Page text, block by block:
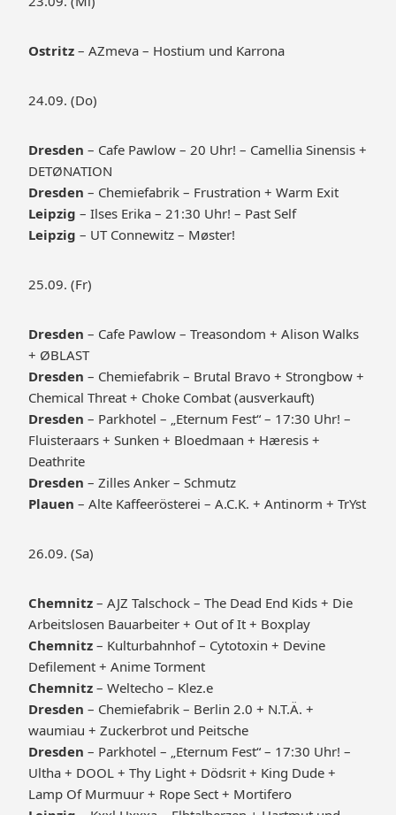
Ostritz – AZmeva – Hostium und Karrona
24.09. (Do)
Dresden – Cafe Pawlow – 20 Uhr! – Camellia Sinensis +
DETØNATION
Dresden – Chemiefabrik – Frustration + Warm Exit
Leipzig – Ilses Erika – 21:30 Uhr! – Past Self
Leipzig – UT Connewitz – Møster!
25.09. (Fr)
Dresden – Cafe Pawlow – Treasondom + Alison Walks
+ ØBLAST
Dresden – Chemiefabrik – Brutal Bravo + Strongbow +
Chemical Threat + Choke Combat (ausverkauft)
Dresden – Parkhotel – „Eternum Fest“ – 17:30 Uhr! –
Fluisteraars + Sunken + Bloedmaan + Hæresis +
Deathrite
Dresden – Zilles Anker – Schmutz
Plauen – Alte Kaffeerösterei – A.C.K. + Antinorm + TrYst
26.09. (Sa)
Chemnitz – AJZ Talschock – The Dead End Kids + Die
Arbeitslosen Bauarbeiter + Out of It + Boxplay
Chemnitz – Kulturbahnhof – Cytotoxin + Devine
Defilement + Anime Torment
Chemnitz – Weltecho – Klez.e
Dresden – Chemiefabrik – Berlin 2.0 + N.T.Ä. +
waumiau + Zuckerbrot und Peitsche
Dresden – Parkhotel – „Eternum Fest“ – 17:30 Uhr! –
Ultha + DOOL + Thy Light + Dödsrit + King Dude +
Lamp Of Murmuur + Rope Sect + Mortifero